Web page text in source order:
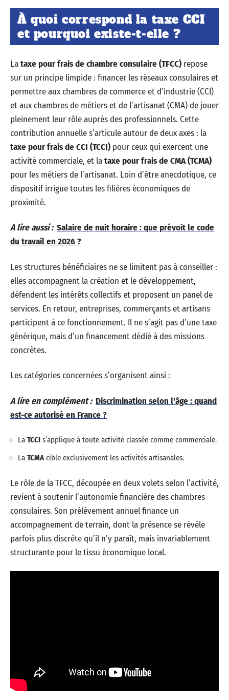
À quoi correspond la taxe CCI
et pourquoi existe-t-elle ?
Lataxe pour frais de chambre consulaire (TFCC) repose
sur un principe limpide : financer les réseaux consulaires et
permettre aux chambres de commerce et d’industrie (CCI)
et aux chambres de métiers et de l’artisanat (CMA) de jouer
pleinement leur rôle auprès des professionnels. Cette
contribution annuelle s’articule autour de deux axes : la
taxe pour frais de CCI (TCCI) pour ceux qui exercent une
activité commerciale, et lataxe pour frais de CMA (TCMA)
pour les métiers de l’artisanat. Loin d’être anecdotique, ce
dispositif irrigue toutes les filières économiques de
proximité.
A lire aussi : Salaire de nuit horaire : que prévoit le code
du travail en 2026 ?
Les structures bénéficiaires ne se limitent pas à conseiller :
elles accompagnent la création et le développement,
défendent les intérêts collectifs et proposent un panel de
services. En retour, entreprises, commerçants et artisans
participent à ce fonctionnement. Il ne s’agit pas d’une taxe
générique, mais d’un financement dédié à des missions
concrètes.
Les catégories concernées s’organisent ainsi :
A lire en complément : Discrimination selon l'âge : quand
est-ce autorisé en France ?
La TCCI s’applique à toute activité classée comme commerciale.
La TCMA cible exclusivement les activités artisanales.
Le rôle de la TFCC, découpée en deux volets selon l’activité,
revient à soutenir l’autonomie financière des chambres
consulaires. Son prélèvement annuel finance un
accompagnement de terrain, dont la présence se révèle
parfois plus discrète qu’il n’y paraît, mais invariablement
structurante pour le tissu économique local.